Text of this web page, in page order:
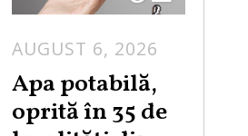
AUGUST 6, 2026
Apa potabilă,
oprită în 35 de